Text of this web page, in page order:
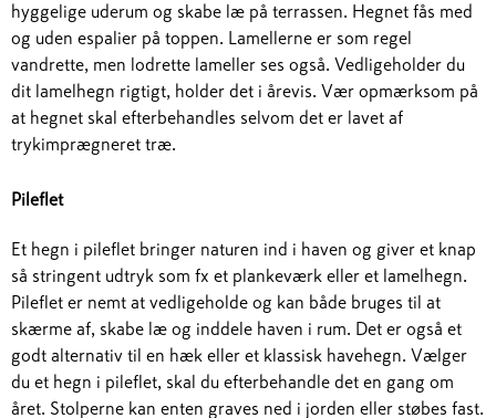
hyggelige uderum og skabe læ på terrassen. Hegnet fås med
og uden espalier på toppen. Lamellerne er som regel
vandrette, men lodrette lameller ses også. Vedligeholder du
dit lamelhegn rigtigt, holder det i årevis. Vær opmærksom på
at hegnet skal efterbehandles selvom det er lavet af
trykimprægneret træ.
Pileflet
Et hegn i pileflet bringer naturen ind i haven og giver et knap
så stringent udtryk som fx et plankeværk eller et lamelhegn.
Pileflet er nemt at vedligeholde og kan både bruges til at
skærme af, skabe læ og inddele haven i rum. Det er også et
godt alternativ til en hæk eller et klassisk havehegn. Vælger
du et hegn i pileflet, skal du efterbehandle det en gang om
året. Stolperne kan enten graves ned i jorden eller støbes fast.